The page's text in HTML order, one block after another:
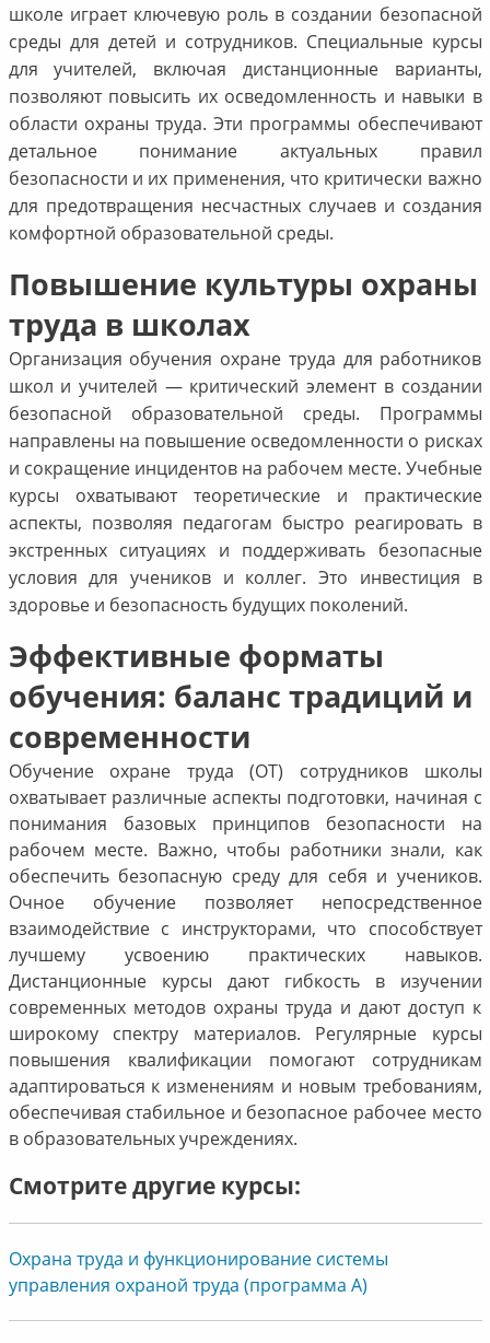
школе играет ключевую роль в создании безопасной
среды для детей и сотрудников. Специальные курсы
для учителей, включая дистанционные варианты,
позволяют повысить их осведомленность и навыки в
области охраны труда. Эти программы обеспечивают
детальное понимание актуальных правил
безопасности и их применения, что критически важно
для предотвращения несчастных случаев и создания
комфортной образовательной среды.
Повышение культуры охраны
труда в школах
Организация обучения охране труда для работников
школ и учителей — критический элемент в создании
безопасной образовательной среды. Программы
направлены на повышение осведомленности о рисках
и сокращение инцидентов на рабочем месте. Учебные
курсы охватывают теоретические и практические
аспекты, позволяя педагогам быстро реагировать в
экстренных ситуациях и поддерживать безопасные
условия для учеников и коллег. Это инвестиция в
здоровье и безопасность будущих поколений.
Эффективные форматы
обучения: баланс традиций и
современности
Обучение охране труда (ОТ) сотрудников школы
охватывает различные аспекты подготовки, начиная с
понимания базовых принципов безопасности на
рабочем месте. Важно, чтобы работники знали, как
обеспечить безопасную среду для себя и учеников.
Очное обучение позволяет непосредственное
взаимодействие с инструкторами, что способствует
лучшему усвоению практических навыков.
Дистанционные курсы дают гибкость в изучении
современных методов охраны труда и дают доступ к
широкому спектру материалов. Регулярные курсы
повышения квалификации помогают сотрудникам
адаптироваться к изменениям и новым требованиям,
обеспечивая стабильное и безопасное рабочее место
в образовательных учреждениях.
Смотрите другие курсы:
Охрана труда и функционирование системы
управления охраной труда (программа А)